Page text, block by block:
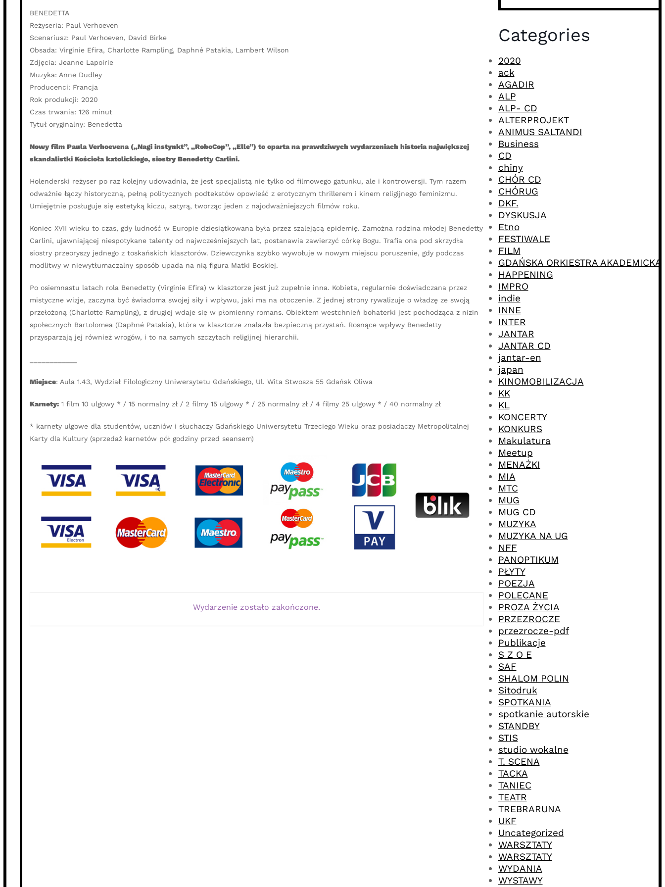
BENEDETTA
Reżyseria: Paul Verhoeven
Scenariusz: Paul Verhoeven, David Birke
Obsada: Virginie Efira, Charlotte Rampling, Daphné Patakia, Lambert Wilson
Zdjęcia: Jeanne Lapoirie
Muzyka: Anne Dudley
Producenci: Francja
Rok produkcji: 2020
Czas trwania: 126 minut
Tytuł oryginalny: Benedetta
Nowy film Paula Verhoevena („Nagi instynkt”, „RoboCop”, „Elle”) to oparta na prawdziwych wydarzeniach historia największej
skandalistki Kościoła katolickiego, siostry Benedetty Carlini.
Holenderski reżyser po raz kolejny udowadnia, że jest specjalistą nie tylko od filmowego gatunku, ale i kontrowersji. Tym razem
odważnie łączy historyczną, pełną politycznych podtekstów opowieść z erotycznym thrillerem i kinem religijnego feminizmu.
Umiejętnie posługuje się estetyką kiczu, satyrą, tworząc jeden z najodważniejszych filmów roku.
Koniec XVII wieku to czas, gdy ludność w Europie dziesiątkowana była przez szalejącą epidemię. Zamożna rodzina młodej Benedetty
Carlini, ujawniającej niespotykane talenty od najwcześniejszych lat, postanawia zawierzyć córkę Bogu. Trafia ona pod skrzydła
siostry przeoryszy jednego z toskańskich klasztorów. Dziewczynka szybko wywołuje w nowym miejscu poruszenie, gdy podczas
modlitwy w niewytłumaczalny sposób upada na nią figura Matki Boskiej.
Po osiemnastu latach rola Benedetty (Virginie Efira) w klasztorze jest już zupełnie inna. Kobieta, regularnie doświadczana przez
mistyczne wizje, zaczyna być świadoma swojej siły i wpływu, jaki ma na otoczenie. Z jednej strony rywalizuje o władzę ze swoją
przełożoną (Charlotte Rampling), z drugiej wdaje się w płomienny romans. Obiektem westchnień bohaterki jest pochodząca z nizin
społecznych Bartolomea (Daphné Patakia), która w klasztorze znalazła bezpieczną przystań. Rosnące wpływy Benedetty
przysparzają jej również wrogów, i to na samych szczytach religijnej hierarchii.
Miejsce: Aula 1.43, Wydział Filologiczny Uniwersytetu Gdańskiego, Ul. Wita Stwosza 55 Gdańsk Oliwa
Karnety:1 film 10 ulgowy * / 15 normalny zł / 2 filmy 15 ulgowy * / 25 normalny zł / 4 filmy 25 ulgowy * / 40 normalny zł
* karnety ulgowe dla studentów, uczniów i słuchaczy Gdańskiego Uniwersytetu Trzeciego Wieku oraz posiadaczy Metropolitalnej
Karty dla Kultury (sprzedaż karnetów pół godziny przed seansem)
Wydarzenie zostało zakończone.
Categories
2020
ack
AGADIR
ALP
ALP- CD
ALTERPROJEKT
ANIMUS SALTANDI
Business
CD
chiny
CHÓR CD
CHÓRUG
DKF.
DYSKUSJA
Etno
FESTIWALE
FILM
GDAŃSKA ORKIESTRA AKADEMICKA
HAPPENING
IMPRO
indie
INNE
INTER
JANTAR
JANTAR CD
jantar-en
japan
KINOMOBILIZACJA
KK
KL
KONCERTY
KONKURS
Makulatura
Meetup
MENAŻKI
MIA
MTC
MUG
MUG CD
MUZYKA
MUZYKA NA UG
NFF
PANOPTIKUM
PŁYTY
POEZJA
POLECANE
PROZA ŻYCIA
PRZEZROCZE
przezrocze-pdf
Publikacje
S Z O E
SAF
SHALOM POLIN
Sitodruk
SPOTKANIA
spotkanie autorskie
STANDBY
STIS
studio wokalne
T. SCENA
TACKA
TANIEC
TEATR
TREBRARUNA
UKF
Uncategorized
WARSZTATY
WARSZTATY
WYDANIA
WYSTAWY